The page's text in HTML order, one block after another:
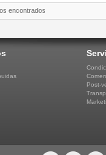
encontrados
Post-